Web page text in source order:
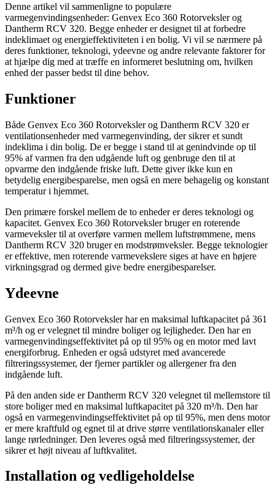
Denne artikel vil sammenligne to populære
varmegenvindingsenheder: Genvex Eco 360 Rotorveksler og
Dantherm RCV 320. Begge enheder er designet til at forbedre
indeklimaet og energieffektiviteten i en bolig. Vi vil se nærmere på
deres funktioner, teknologi, ydeevne og andre relevante faktorer for
at hjælpe dig med at træffe en informeret beslutning om, hvilken
enhed der passer bedst til dine behov.
Funktioner
Både Genvex Eco 360 Rotorveksler og Dantherm RCV 320 er
ventilationsenheder med varmegenvinding, der sikrer et sundt
indeklima i din bolig. De er begge i stand til at genindvinde op til
95% af varmen fra den udgående luft og genbruge den til at
opvarme den indgående friske luft. Dette giver ikke kun en
betydelig energibesparelse, men også en mere behagelig og konstant
temperatur i hjemmet.
Den primære forskel mellem de to enheder er deres teknologi og
kapacitet. Genvex Eco 360 Rotorveksler bruger en roterende
varmeveksler til at overføre varmen mellem luftstrømmene, mens
Dantherm RCV 320 bruger en modstrømveksler. Begge teknologier
er effektive, men roterende varmevekslere siges at have en højere
virkningsgrad og dermed give bedre energibesparelser.
Ydeevne
Genvex Eco 360 Rotorveksler har en maksimal luftkapacitet på 361
m³/h og er velegnet til mindre boliger og lejligheder. Den har en
varmegenvindingseffektivitet på op til 95% og en motor med lavt
energiforbrug. Enheden er også udstyret med avancerede
filtreringssystemer, der fjerner partikler og allergener fra den
indgående luft.
På den anden side er Dantherm RCV 320 velegnet til mellemstore til
store boliger med en maksimal luftkapacitet på 320 m³/h. Den har
også en varmegenvindingseffektivitet på op til 95%, men dens motor
er mere kraftfuld og egnet til at drive større ventilationskanaler eller
lange rørledninger. Den leveres også med filtreringssystemer, der
sikrer et højt niveau af luftkvalitet.
Installation og vedligeholdelse